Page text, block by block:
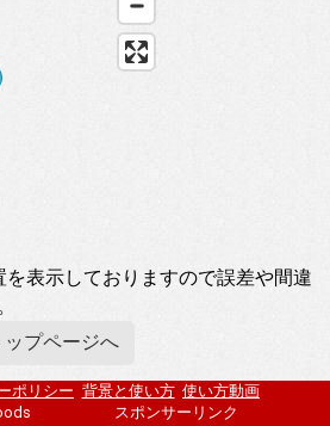
表示しておりますので誤差や間違
ップページへ
ポリシー 背景と使い方 使い方動画
スポンサーリンク